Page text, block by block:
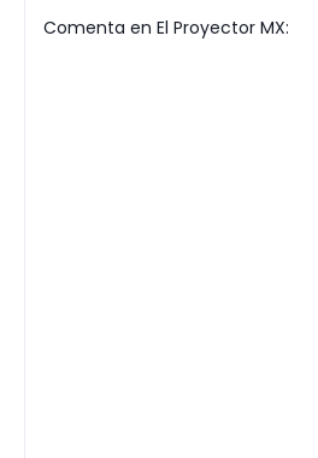
Comenta en El Proyector MX: